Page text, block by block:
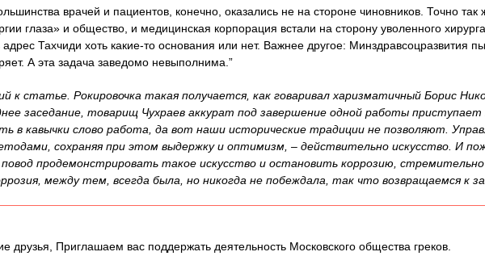
врачей и пациентов, конечно, оказались не на стороне чиновников. Точно так
глаза» и общество, и медицинская корпорация встали на сторону уволенного
Тахчиди хоть какие-то основания или нет. Важнее другое: Минздравсоцразвития
А эта задача заведомо невыполнима.”
к статье. Рокировочка такая получается, как говаривал харизматичный Борис
заседание, товарищ Чухраев аккурат под завершение одной работы
в кавычки слово работа, да вот наши исторические традиции не позволяют.
сохраняя при этом выдержку и оптимизм, – действительно искусство. И
повод продемонстрировать такое искусство и остановить коррозию,
между тем, всегда была, но никогда не побеждала, так что возвращаемся к
друзья, Приглашаем вас поддержать деятельность Московского общества греков.